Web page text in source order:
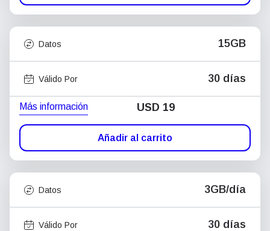
Datos 15GB
Válido Por 30 días
Más información USD 19
Añadir al carrito
Datos 3GB/día
Válido Por 30 días